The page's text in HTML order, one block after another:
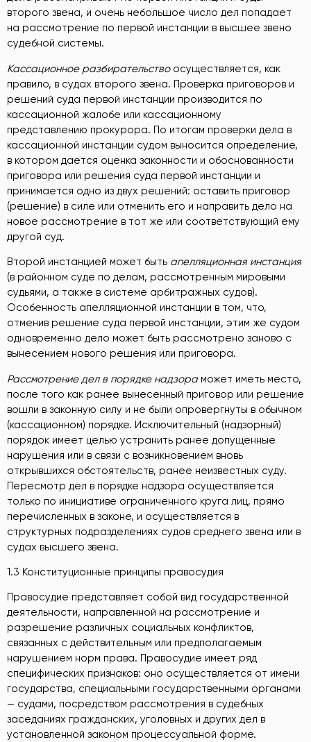
второго звена, и очень небольшое число дел попадает
на рассмотрение по первой инстанции в высшее звено
судебной системы.
Кассационное разбирательство осуществляется, как
правило, в судах второго звена. Проверка приговоров и
решений суда первой инстанции производится по
кассационной жалобе или кассационному
представлению прокурора. По итогам проверки дела в
кассационной инстанции судом выносится определение,
в котором дается оценка законности и обоснованности
приговора или решения суда первой инстанции и
принимается одно из двух решений: оставить приговор
(решение) в силе или отменить его и направить дело на
новое рассмотрение в тот же или соответствующий ему
другой суд.
Второй инстанцией может быть апелляционная инстанция
(в районном суде по делам, рассмотренным мировыми
судьями, а также в системе арбитражных судов).
Особенность апелляционной инстанции в том, что,
отменив решение суда первой инстанции, этим же судом
одновременно дело может быть рассмотрено заново с
вынесением нового решения или приговора.
Рассмотрение дел в порядке надзора может иметь место,
после того как ранее вынесенный приговор или решение
вошли в законную силу и не были опровергнуты в обычном
(кассационном) порядке. Исключительный (надзорный)
порядок имеет целью устранить ранее допущенные
нарушения или в связи с возникновением вновь
открывшихся обстоятельств, ранее неизвестных суду.
Пересмотр дел в порядке надзора осуществляется
только по инициативе ограниченного круга лиц, прямо
перечисленных в законе, и осуществляется в
структурных подразделениях судов среднего звена или в
судах высшего звена.
1.3 Конституционные принципы правосудия
Правосудие представляет собой вид государственной
деятельности, направленной на рассмотрение и
разрешение различных социальных конфликтов,
связанных с действительным или предполагаемым
нарушением норм права. Правосудие имеет ряд
специфических признаков: оно осуществляется от имени
государства, специальными государственными органами
— судами, посредством рассмотрения в судебных
заседаниях гражданских, уголовных и других дел в
установленной законом процессуальной форме.